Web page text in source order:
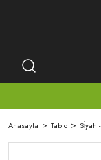
Anasayfa Tablo Si̇yah